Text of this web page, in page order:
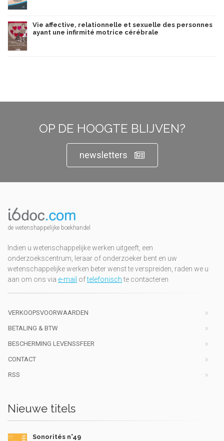
Vie affective, relationnelle et sexuelle des personnes
ayant une infirmité motrice cérébrale
OP DE HOOGTE BLIJVEN?
newsletters
de wetenshappelijke boekhandel
Indien u wetenschappelijke werken uitgeeft, een
onderzoekscentrum, leraar of onderzoeker bent en uw
wetenschappelijke werken beter wenst te verspreiden, raden we u
aan om ons via e-mail oftelefonischte contacteren
VERKOOPSVOORWAARDEN
BETALING & BTW
BESCHERMING LEVENSSFEER
CONTACT
RSS
Nieuwe titels
Sonorités n°49